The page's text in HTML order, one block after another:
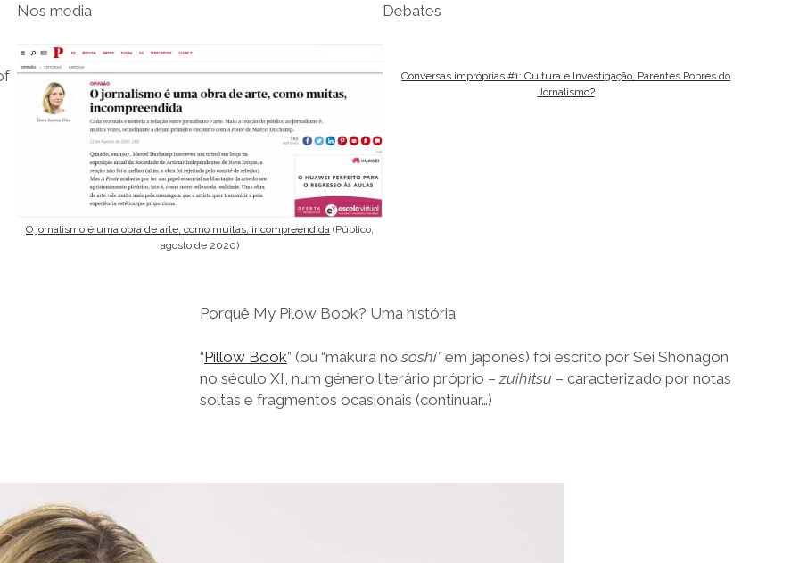
Nos media
O jornalismo é uma obra de arte, como muitas, incompreendida (Público,
agosto de 2020)
Debates
Conversas impróprias #1: Cultura e Investigação, Parentes Pobres do
Jornalismo?
Porquê My Pilow Book? Uma história
“Pillow Book” (ou “makura no sōshi”em japonês) foi escrito por Sei Shōnagon
no século XI, num género literário próprio –zuihitsu – caracterizado por notas
soltas e fragmentos ocasionais (continuar…)